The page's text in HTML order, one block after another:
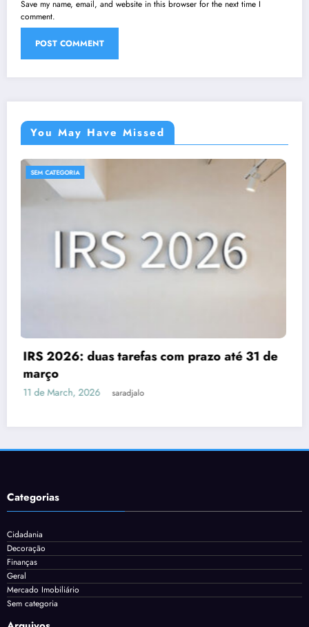
Save my name, email, and website in this browser for the next time I
comment.
You May Have Missed
de
Despesas dedutíveis em IRS: tudo o que
3 de March, 2026
Categorias
Cidadania
Decoração
Finanças
Geral
Mercado Imobiliário
Sem categoria
Arquivos